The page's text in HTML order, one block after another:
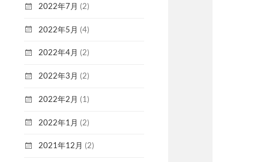
2022年7月 (2)
2022年5月 (4)
2022年4月 (2)
2022年3月 (2)
2022年2月 (1)
2022年1月 (2)
2021年12月 (2)